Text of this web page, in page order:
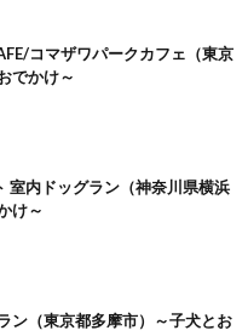
コマザワパークカフェ（東京
でかけ～
室内ドッグラン（神奈川県横浜
け～
ン（東京都多摩市）～子犬とお